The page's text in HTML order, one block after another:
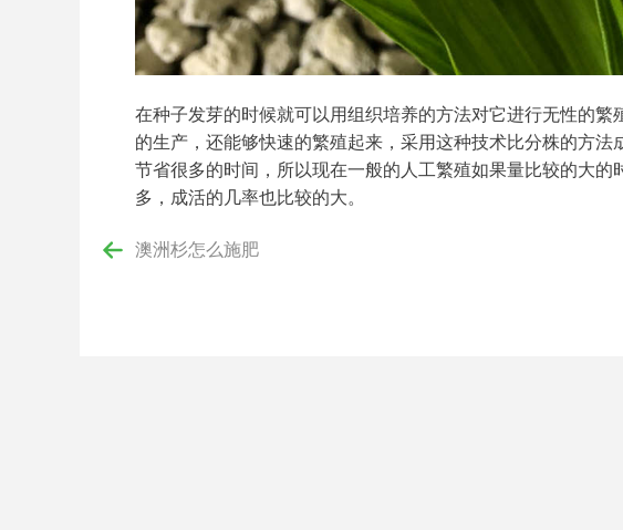
在种子发芽的时候就可以用组织培养的方法对它进行无性的
的生产，还能够快速的繁殖起来，采用这种技术比分株的方
节省很多的时间，所以现在一般的人工繁殖如果量比较的大
多，成活的几率也比较的大。
澳洲杉怎么施肥